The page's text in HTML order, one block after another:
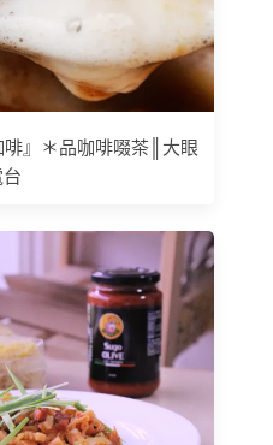
啡』＊品咖啡啜茶║大眼
台